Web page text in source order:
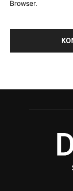
Browser.